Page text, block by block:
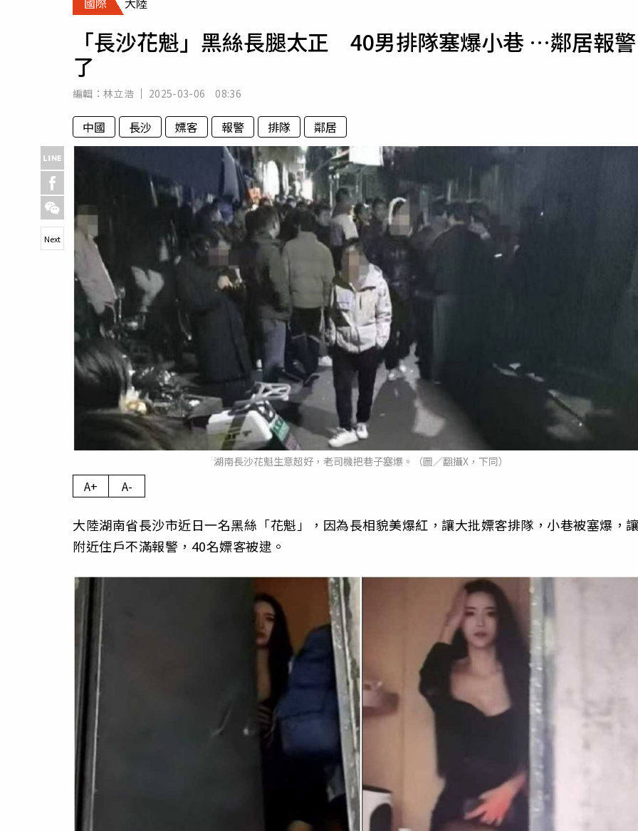
專欄
運勢
「長沙花魁」黑絲長腿太正 40男排隊塞爆小巷 …鄰居報警
了
編輯： 林立浩 2025-03-06 08:36
中國 長沙 嫖客 報警 排隊 鄰居
湖南長沙花魁生意超好，老司機把巷子塞爆。（圖／翻攝X，下同）
Next
A+ A-
大陸湖南省長沙市近日一名黑絲「花魁」，因為長相貌美爆紅，讓大批嫖客排隊，小巷被塞爆，
附近住戶不滿報警，40名嫖客被逮。